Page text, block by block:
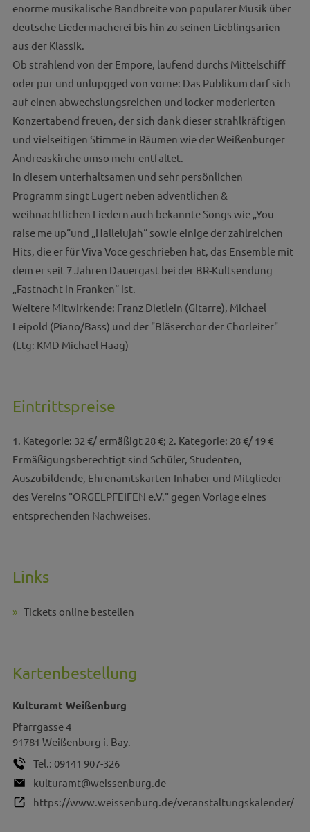
enorme musikalische Bandbreite von popularer Musik über
deutsche Liedermacherei bis hin zu seinen Lieblingsarien
aus der Klassik.
Ob strahlend von der Empore, laufend durchs Mittelschiff
oder pur und unlupgged von vorne: Das Publikum darf sich
auf einen abwechslungsreichen und locker moderierten
Konzertabend freuen, der sich dank dieser strahlkräftigen
und vielseitigen Stimme in Räumen wie der Weißenburger
Andreaskirche umso mehr entfaltet.
In diesem unterhaltsamen und sehr persönlichen
Programm singt Lugert neben adventlichen &
weihnachtlichen Liedern auch bekannte Songs wie „You
raise me up“und „Hallelujah“ sowie einige der zahlreichen
Hits, die er für Viva Voce geschrieben hat, das Ensemble mit
dem er seit 7 Jahren Dauergast bei der BR-Kultsendung
„Fastnacht in Franken“ ist.
Weitere Mitwirkende: Franz Dietlein (Gitarre), Michael
Leipold (Piano/Bass) und der "Bläserchor der Chorleiter"
(Ltg: KMD Michael Haag)
Eintrittspreise
1. Kategorie: 32 €/ ermäßigt 28 €; 2. Kategorie: 28 €/ 19 €
Ermäßigungsberechtigt sind Schüler, Studenten,
Auszubildende, Ehrenamtskarten-Inhaber und Mitglieder
des Vereins "ORGELPFEIFEN e.V." gegen Vorlage eines
entsprechenden Nachweises.
Links
Tickets online bestellen
Kartenbestellung
Kulturamt Weißenburg
Pfarrgasse 4
91781 Weißenburg i. Bay.
Tel.: 09141 907-326
kulturamt@weissenburg.de
https://www.weissenburg.de/veranstaltungskalender/